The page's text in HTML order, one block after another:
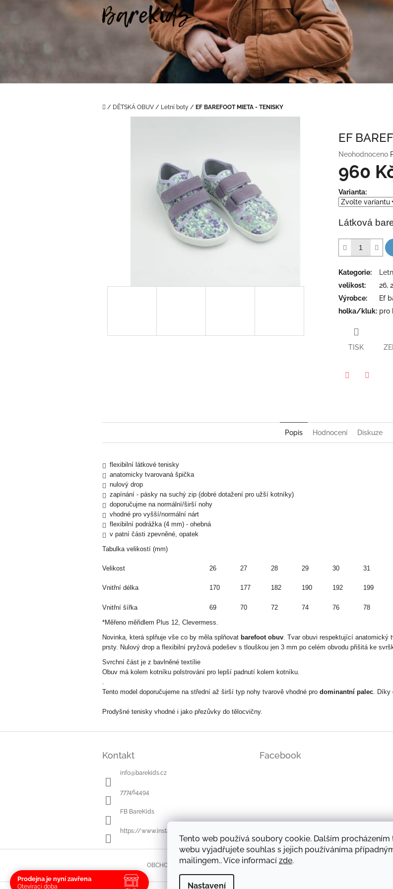
Tento web používá soubory cookie. Dalším procházením
webu vyjadřujete souhlas s jejich používáníma
mailingem.. Více informací zde.
Nastavení
Domů
/ DĚTSKÁ OBUV / Letní boty / EF BAREFOOT MIETA - TENISKY
EF
Průměrné
hodnocení
produktu
je
0,0
z
hvězdiček.
Neohodnoceno
960
Měrná
cena:
Varianta:
Látková
Kategorie:
velikost:
26,
Výrobce:
Ef
holka/kluk: pro
TISK
Popis Hodnocení Diskuze
flexibilní látkové tenisky
anatomicky tvarovaná špička
nulový drop
zapínání - pásky na suchý zip (dobré dotažení pro užší kotníky)
doporučujme na normální/širší nohy
vhodné pro vyšší/normální nárt
flexibilní podrážka (4 mm) - ohebná
v patní části zpevněné, opatek
Tabulka velikostí (mm)
Velikost 26 27 28 29 30 31
Vnitřní délka 170 177 182 190 192 199
Vnitřní šířka 69 70 72 74 76 78
*Měřeno měřidlem Plus 12, Clevermess.
Novinka, která splňuje vše co by měla splňovat barefoot obuv . Tvar obuvi respektující
prsty. Nulový drop a flexibilní pryžová podešev s tlouškou jen 3 mm po celém obvodu přišitá ke
Svrchní část je z bavlněné textílie
Obuv má kolem kotníku polstrování pro lepší padnutí kolem kotníku.
Tento model doporučujeme na střední až širší typ nohy tvarově vhodné pro dominantní palec .
Prodyšné tenisky vhodné i jako přezůvky do tělocvičny.
Kontakt
info@barekids.cz
777464494
FB BareKids
https://www.instagram.com/barekids/
Facebook
OBCHODNÍ PODMÍNKY DOPRAVA A PLATBA OCHRANA OSOBNÍCH ÚDAJŮ
Prodejna je nyní zavřena
Otevírací doba